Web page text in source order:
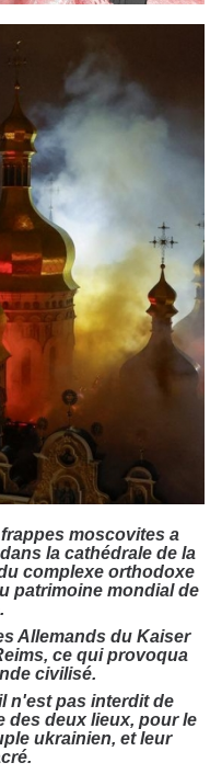
moscovites a
la cathédrale de la
complexe orthodoxe
patrimoine mondial de
Allemands du Kaiser
ce qui provoqua
civilisé.
n'est pas interdit de
des deux lieux, pour le
ukrainien, et leur